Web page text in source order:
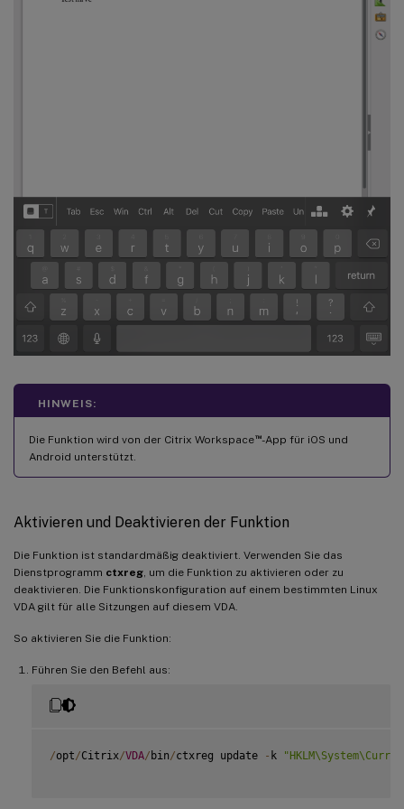
HINWEIS:
Die Funktion wird von der Citrix Workspace™-App für iOS und
Android unterstützt.
Aktivieren und Deaktivieren der Funktion
Die Funktion ist standardmäßig deaktiviert. Verwenden Sie das
Dienstprogramm ctxreg, um die Funktion zu aktivieren oder zu
deaktivieren. Die Funktionskonfiguration auf einem bestimmten Linux
VDA gilt für alle Sitzungen auf diesem VDA.
So aktivieren Sie die Funktion:
Führen Sie den Befehl aus:
/opt/Citrix/VDA/ bin/ctxreg update - k